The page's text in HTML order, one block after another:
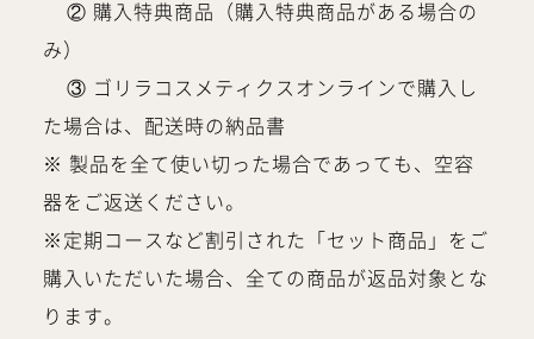
② 購入特典商品（購入特典商品がある場合の
み）
③ ゴリラコスメティクスオンラインで購入し
た場合は、配送時の納品書
※ 製品を全て使い切った場合であっても、空容
器をご返送ください。
※定期コースなど割引された「セット商品」をご
購入いただいた場合、全ての商品が返品対象とな
ります。